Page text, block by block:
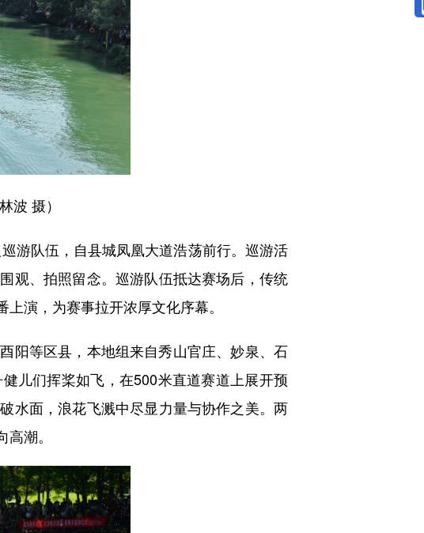
波 摄）
队伍，自县城凤凰大道浩荡前行。巡游活
观、拍照留念。巡游队伍抵达赛场后，传统
演，为赛事拉开浓厚文化序幕。
等区县，本地组来自秀山官庄、妙泉、石
儿们挥桨如飞，在500米直道赛道上展开预
水面，浪花飞溅中尽显力量与协作之美。两
潮。